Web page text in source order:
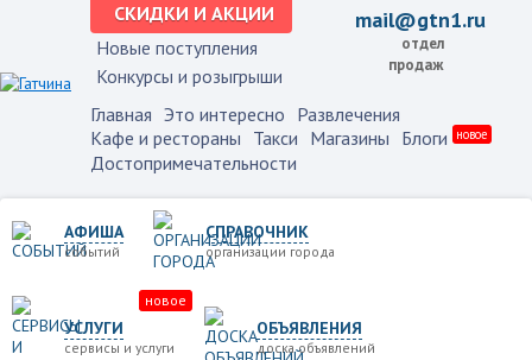
СКИДКИ И АКЦИИ
Новые поступления
Конкурсы и розыгрыши
mail@gtn1.ru
отдел
продаж
Главная Это интересно Развлечения
Кафе и рестораны Такси Магазины Блоги новое
Достопримечательности
АФИША
событий
СПРАВОЧНИК
организации города
УСЛУГИ
сервисы и услуги
новое
ОБЪЯВЛЕНИЯ
доска объявлений